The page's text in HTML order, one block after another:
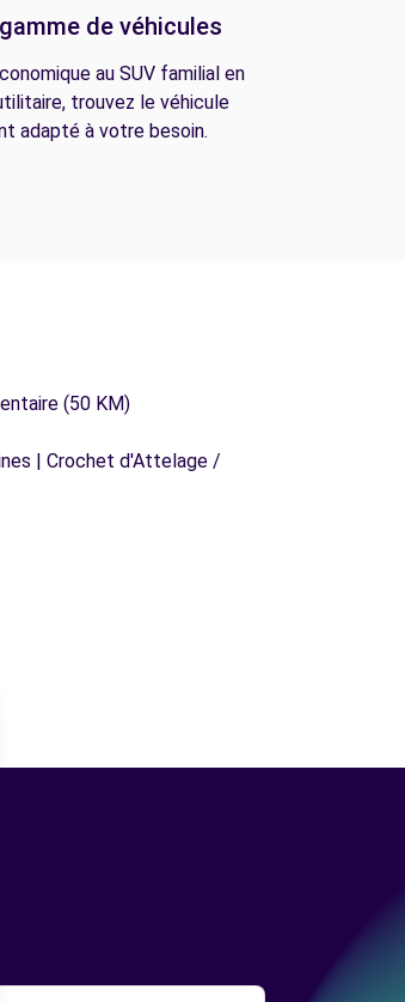
de véhicules
au SUV familial en
trouvez le véhicule
adapté à votre besoin.
(50 KM)
| Crochet d'Attelage /